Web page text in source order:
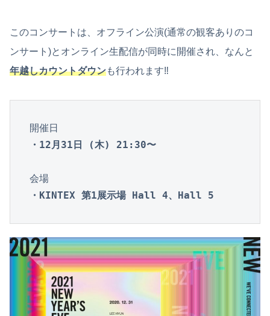
このコンサートは、オフライン公演(通常の観客ありのコ
ンサート)とオンライン生配信が同時に開催され、なんと
年越しカウントダウンも行われます‼︎
・12月31日 (木)
21:30〜
・KINTEX 第1展示場 Hall 4、Hall 5